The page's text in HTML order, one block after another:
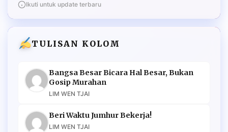
Ikuti untuk update terbaru
TULISAN KOLOM
Bangsa Besar Bicara Hal Besar, Bukan
Gosip Murahan
LIM WEN TJAI
Beri Waktu Jumhur Bekerja!
LIM WEN TJAI